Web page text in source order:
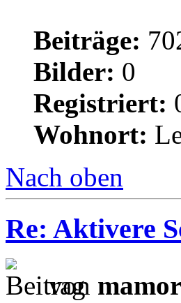
Beiträge:
Bilder: 0
Registriert:
Wohnort:
Nach oben
Re: Aktivere
von